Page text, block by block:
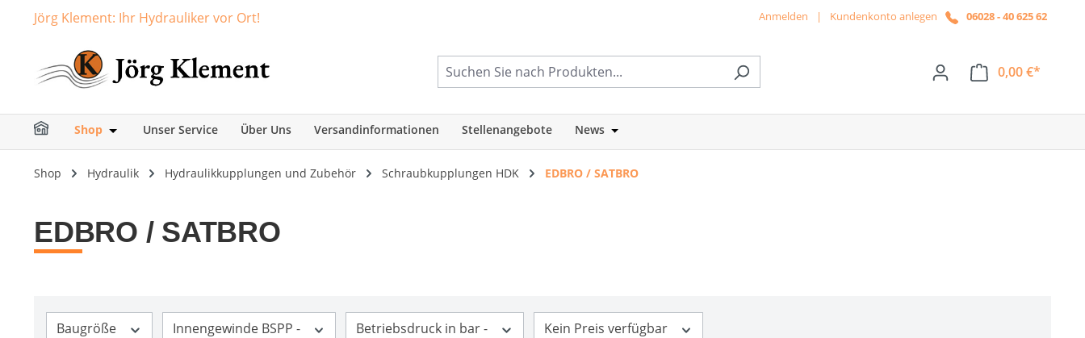
Zur Hauptnavigation springen
Jörg Klement: Ihr Hydrauliker vor Ort! Anmelden | Kundenkonto anlegen 06028 - 40 625 62
0,00 €*
Shop Öffne oder Schließe das Dropdown der Kategorie Shop
Unser Service Über Uns Versandinformationen Stellenangebote News Öffne oder Schließe das Dropdown der Kategorie News
Shop Hydraulik Hydraulikkupplungen und Zubehör Schraubkupplungen HDK EDBRO / SATBRO
EDBRO / SATBRO
Baugröße Innengewinde BSPP - Betriebsdruck in bar - Kein Preis verfügbar